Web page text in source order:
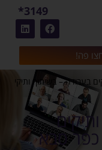
פה!
3149*
בעבודה – בשיתוף ותיקי
כפר סבא